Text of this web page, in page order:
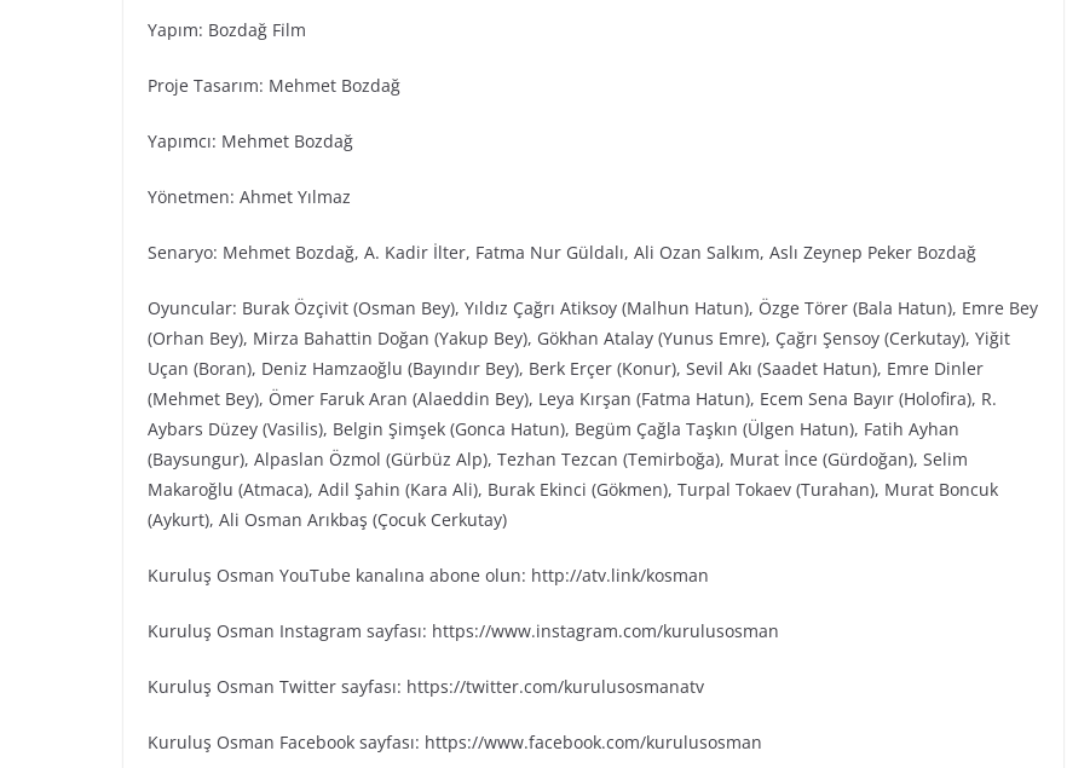
Yapım: Bozdağ Fi̇lm
Proje Tasarım: Mehmet Bozdağ
Yapımcı: Mehmet Bozdağ
Yönetmen: Ahmet Yılmaz
Senaryo: Mehmet Bozdağ, A. Kadir İlter, Fatma Nur Güldalı, Ali Ozan Salkım, Aslı Zeynep Peker Bozdağ
Oyuncular: Burak Özçivit (Osman Bey), Yıldız Çağrı Atiksoy (Malhun Hatun), Özge Törer (Bala Hatun), Emre Bey
(Orhan Bey), Mirza Bahattin Doğan (Yakup Bey), Gökhan Atalay (Yunus Emre), Çağrı Şensoy (Cerkutay), Yiğit
Uçan (Boran), Deniz Hamzaoğlu (Bayındır Bey), Berk Erçer (Konur), Sevil Akı (Saadet Hatun), Emre Dinler
(Mehmet Bey), Ömer Faruk Aran (Alaeddin Bey), Leya Kırşan (Fatma Hatun), Ecem Sena Bayır (Holofira), R.
Aybars Düzey (Vasilis), Belgin Şimşek (Gonca Hatun), Begüm Çağla Taşkın (Ülgen Hatun), Fatih Ayhan
(Baysungur), Alpaslan Özmol (Gürbüz Alp), Tezhan Tezcan (Temirboğa), Murat İnce (Gürdoğan), Selim
Makaroğlu (Atmaca), Adil Şahin (Kara Ali), Burak Ekinci (Gökmen), Turpal Tokaev (Turahan), Murat Boncuk
(Aykurt), Ali Osman Arıkbaş (Çocuk Cerkutay)
Kuruluş Osman YouTube kanalına abone olun: http://atv.link/kosman
Kuruluş Osman Instagram sayfası: https://www.instagram.com/kurulusosman
Kuruluş Osman Twitter sayfası: https://twitter.com/kurulusosmanatv
Kuruluş Osman Facebook sayfası: https://www.facebook.com/kurulusosman